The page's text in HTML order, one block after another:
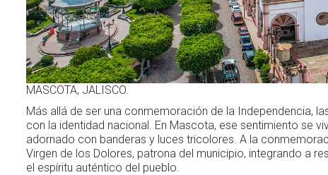
MASCOTA, JALISCO.
Más allá de ser una conmemoración de la Independencia,
con la identidad nacional. En Mascota, ese sentimiento se
adornado con banderas y luces tricolores. A la
Virgen de los Dolores, patrona del municipio, integrando a
el espíritu auténtico del pueblo.